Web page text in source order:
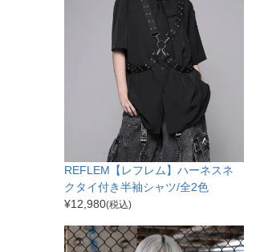
REFLEM【レフレム】ハーネスネ
クタイ付き半袖シャツ/全2色
¥12,980(税込)